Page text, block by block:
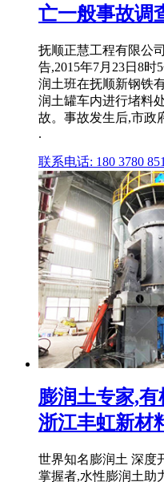
亡一般事故调
抚顺正慧工程有限公
告,2015年7月23日8
润土班在抚顺新钢铁
润土罐车内进行堵料
故。事故发生后,市政
.
联系电话: 180 3780
膨润土专家,
浙江丰虹新材
世界知名膨润土 深度
掌握者,水性膨润土助